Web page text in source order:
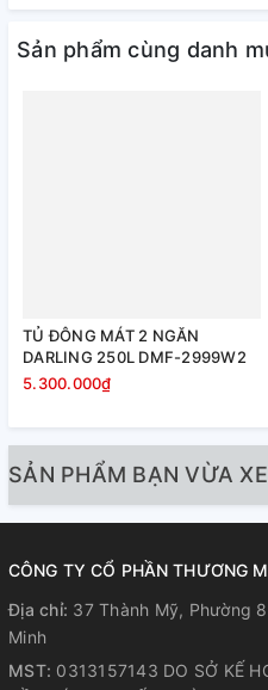
Sản phẩm cùng danh
TỦ ĐÔNG MÁT 2 NGĂN
DARLING 250L DMF-2999W2
5.300.000₫
SẢN PHẨM BẠN VỪA
CÔNG TY CỔ PHẦN THƯƠNG
Địa chỉ: 37 Thành Mỹ, Phường
Minh
MST: 0313157143 DO SỞ KẾ